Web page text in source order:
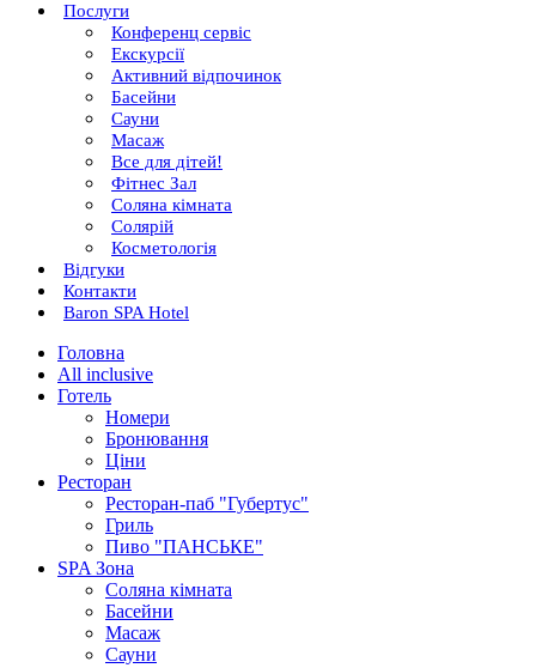
Послуги
Конференц сервіс
Екскурсії
Активний відпочинок
Басейни
Сауни
Масаж
Все для дітей!
Фітнес Зал
Соляна кімната
Солярій
Косметологія
Відгуки
Контакти
Baron SPA Hotel
Головна
All inclusive
Готель
Номери
Бронювання
Ціни
Ресторан
Ресторан-паб "Губертус"
Гриль
Пиво "ПАНСЬКЕ"
SPA Зона
Соляна кімната
Басейни
Масаж
Сауни